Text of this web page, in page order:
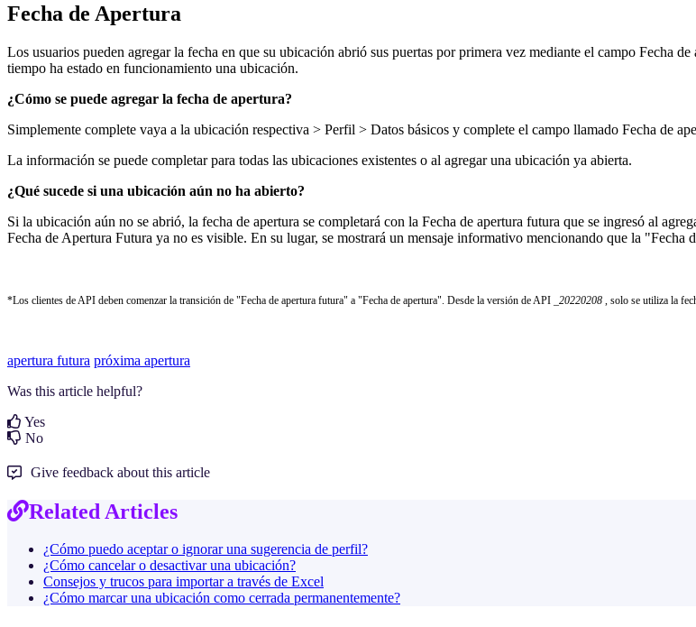
Fecha de Apertura
Los usuarios pueden agregar la fecha en que su ubicación abrió sus puertas por primera vez mediante el campo Fecha
tiempo ha estado en funcionamiento una ubicación.
¿Cómo se puede agregar la fecha de apertura?
Simplemente complete vaya a la ubicación respectiva > Perfil > Datos básicos y complete el campo llamado Fecha de
La información se puede completar para todas las ubicaciones existentes o al agregar una ubicación ya abierta.
¿Qué sucede si una ubicación aún no ha abierto?
Si la ubicación aún no se abrió, la fecha de apertura se completará con la Fecha de apertura futura que se ingresó al
Fecha de Apertura Futura ya no es visible. En su lugar, se mostrará un mensaje informativo mencionando que la
*Los clientes de API deben comenzar la transición de "Fecha de apertura futura" a "Fecha de apertura". Desde la versión de API _20220208 , solo se utiliza la
apertura futura próxima apertura
Was this article helpful?
Yes
No
Give feedback about this article
Related Articles
¿Cómo puedo aceptar o ignorar una sugerencia de perfil?
¿Cómo cancelar o desactivar una ubicación?
Consejos y trucos para importar a través de Excel
¿Cómo marcar una ubicación como cerrada permanentemente?